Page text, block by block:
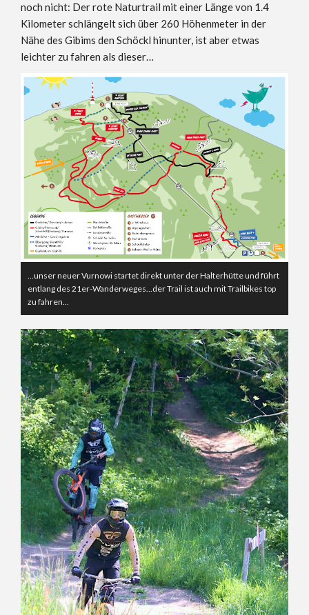
noch nicht: Der rote Naturtrail mit einer Länge von 1.4
Kilometer schlängelt sich über 260 Höhenmeter in der
Nähe des Gibims den Schöckl hinunter, ist aber etwas
leichter zu fahren als dieser…
…unser neuer Vurnowi startet direkt unter der Halterhütte und führt
entlang des 21er-Wanderweges…der Trail ist auch mit Trailbikes top
zu fahren…